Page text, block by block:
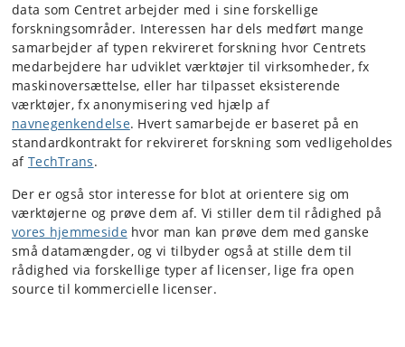
data som Centret arbejder med i sine forskellige
forskningsområder. Interessen har dels medført mange
samarbejder af typen rekvireret forskning hvor Centrets
medarbejdere har udviklet værktøjer til virksomheder, fx
maskinoversættelse, eller har tilpasset eksisterende
værktøjer, fx anonymisering ved hjælp af
navnegenkendelse. Hvert samarbejde er baseret på en
standardkontrakt for rekvireret forskning som vedligeholdes
af TechTrans.
Der er også stor interesse for blot at orientere sig om
værktøjerne og prøve dem af. Vi stiller dem til rådighed på
vores hjemmesidehvor man kan prøve dem med ganske
små datamængder, og vi tilbyder også at stille dem til
rådighed via forskellige typer af licenser, lige fra open
source til kommercielle licenser.